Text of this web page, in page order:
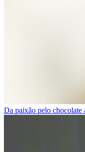
Da paixão pelo chocolate